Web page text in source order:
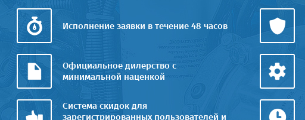
Исполнение заявки в течение 48 часов
Официальное дилерство с
минимальной наценкой
Система скидок для
зарегистрированных пользователей и